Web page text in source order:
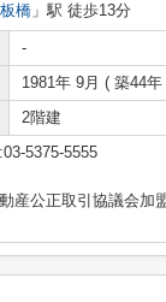
橋 」駅 徒歩13分
-
1981年 9月 ( 築44年
2階建
5375-5555
産公正取引協議会加